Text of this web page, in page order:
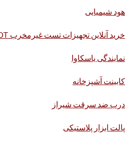
هود شیمیایی
خرید آنلاین تجهیزات تست غیرمخرب NDT
نمایندگی یاسکاوا
کابینت آشپزخانه
درب ضد سرقت شیراز
پالت ابزار پلاستیکی